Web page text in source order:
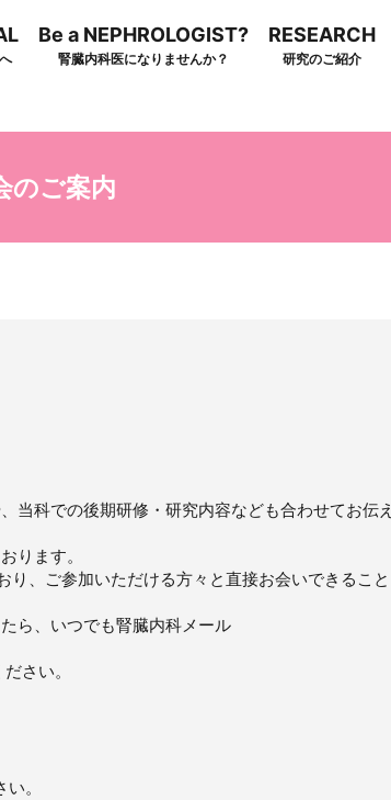
Be a NEPHROLOGIST?
腎臓内科医になりませんか？
RESEARCH
研究のご紹介
のご案内
当科での後期研修・研究内容なども合わせてお伝え
ります。
、ご参加いただける方々と直接お会いできること
ら、いつでも腎臓内科メール
さい。
。